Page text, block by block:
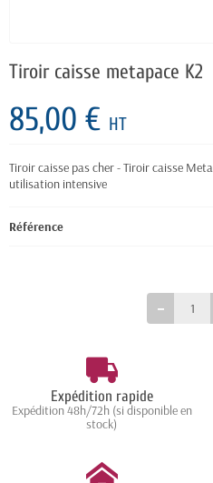
Tiroir caisse metapace K2
85,00 € HT
Tiroir caisse pas cher - Tiroir caisse
utilisation intensive
Référence
Expédition rapide
Expédition 48h/72h (si disponible en
stock)